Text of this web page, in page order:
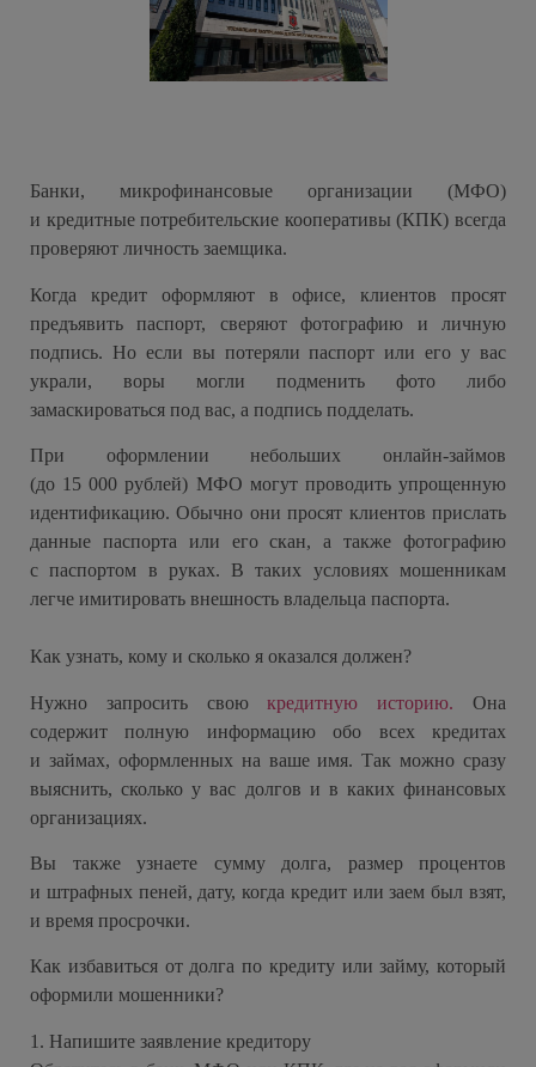
Банки, микрофинансовые организации (МФО)
и кредитные потребительские кооперативы (КПК) всегда
проверяют личность заемщика.
Когда кредит оформляют в офисе, клиентов просят
предъявить паспорт, сверяют фотографию и личную
подпись. Но если вы потеряли паспорт или его у вас
украли, воры могли подменить фото либо
замаскироваться под вас, а подпись подделать.
При оформлении небольших онлайн-займов
(до 15 000 рублей) МФО могут проводить упрощенную
идентификацию. Обычно они просят клиентов прислать
данные паспорта или его скан, а также фотографию
с паспортом в руках. В таких условиях мошенникам
легче имитировать внешность владельца паспорта.
Как узнать, кому и сколько я оказался должен?
Нужно запросить своюкредитную историю. Она
содержит полную информацию обо всех кредитах
и займах, оформленных на ваше имя. Так можно сразу
выяснить, сколько у вас долгов и в каких финансовых
организациях.
Вы также узнаете сумму долга, размер процентов
и штрафных пеней, дату, когда кредит или заем был взят,
и время просрочки.
Как избавиться от долга по кредиту или займу, который
оформили мошенники?
1. Напишите заявление кредитору